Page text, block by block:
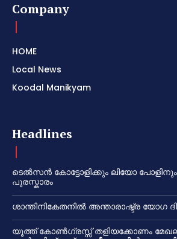
Company
HOME
Local News
Koodal Manikyam
Headlines
ടെൽസൻ കോട്ടോളിക്കും ലിയോ
പുരസ്കാരം
ശാന്തിനികേതനിൽ അന്താരാഷ്ട്ര യോഗ
യൂത്ത് കോൺഗ്രസ്സ് തളിയക്കോണം